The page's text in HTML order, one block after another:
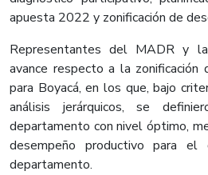
apuesta 2022 y zonificación de
Representantes del MADR y
avance respecto a la
para Boyacá, en los que, bajo
análisis jerárquicos, se
departamento con nivel óptimo,
desempeño productivo para
departamento.